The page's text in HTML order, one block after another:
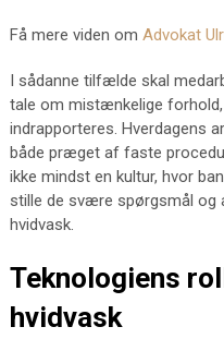
Få mere viden om Advokat
I sådanne tilfælde skal
tale om mistænkelige
indrapporteres. Hverdagens
både præget af faste
ikke mindst en kultur, hvor
stille de svære spørgsmål
hvidvask.
Teknologiens
hvidvask